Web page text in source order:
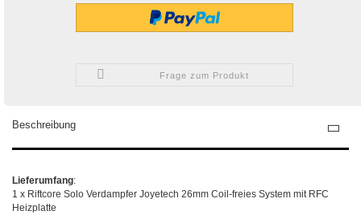
Frage zum Produkt
Beschreibung
Lieferumfang:
1 x Riftcore Solo Verdampfer Joyetech 26mm Coil-freies System mit RFC
Heizplatte